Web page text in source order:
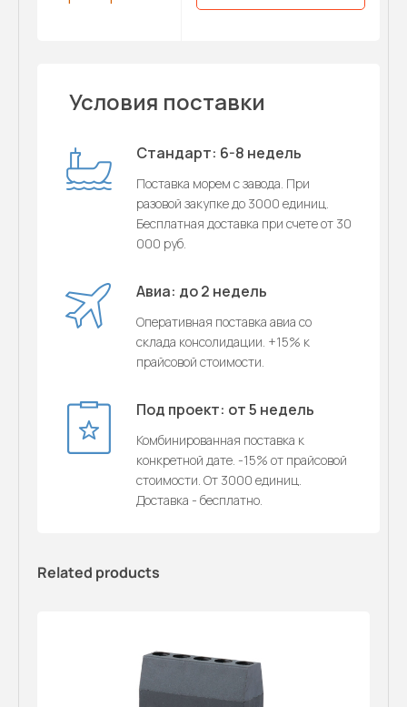
Условия поставки
Стандарт: 6-8 недель
Поставка морем с завода. При
разовой закупке до 3000 единиц.
Бесплатная доставка при счете от 30
000 руб.
Авиа: до 2 недель
Оперативная поставка авиа со
склада консолидации. +15% к
прайсовой стоимости.
Под проект: от 5 недель
Комбинированная поставка к
конкретной дате. -15% от прайсовой
стоимости. От 3000 единиц.
Доставка - бесплатно.
Related products